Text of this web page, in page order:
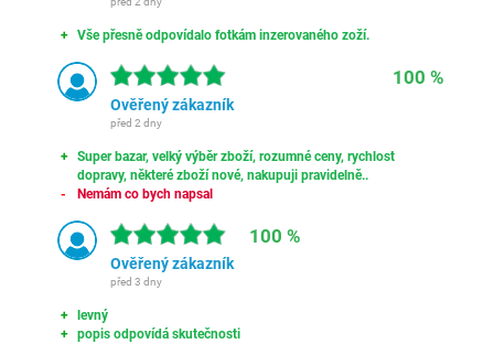
Vše přesně odpovídalo fotkám inzerovaného zoží.
100 %
Ověřený zákazník
před 2 dny
Super bazar, velký výběr zboží, rozumné ceny, rychlost
dopravy, některé zboží nové, nakupuji pravidelně..
Nemám co bych napsal
100 %
Ověřený zákazník
před 3 dny
levný
popis odpovídá skutečnosti